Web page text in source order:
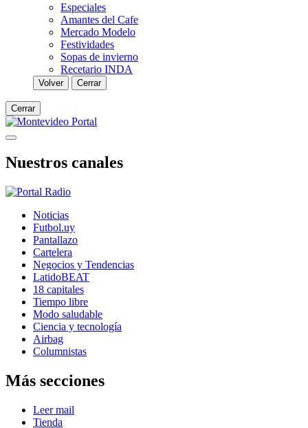
Especiales
Amantes del Cafe
Mercado Modelo
Festividades
Sopas de invierno
Recetario INDA
Volver Cerrar
Cerrar
Nuestros canales
Noticias
Futbol.uy
Pantallazo
Cartelera
Negocios y Tendencias
LatidoBEAT
18 capitales
Tiempo libre
Modo saludable
Ciencia y tecnología
Airbag
Columnistas
Más secciones
Leer mail
Tienda